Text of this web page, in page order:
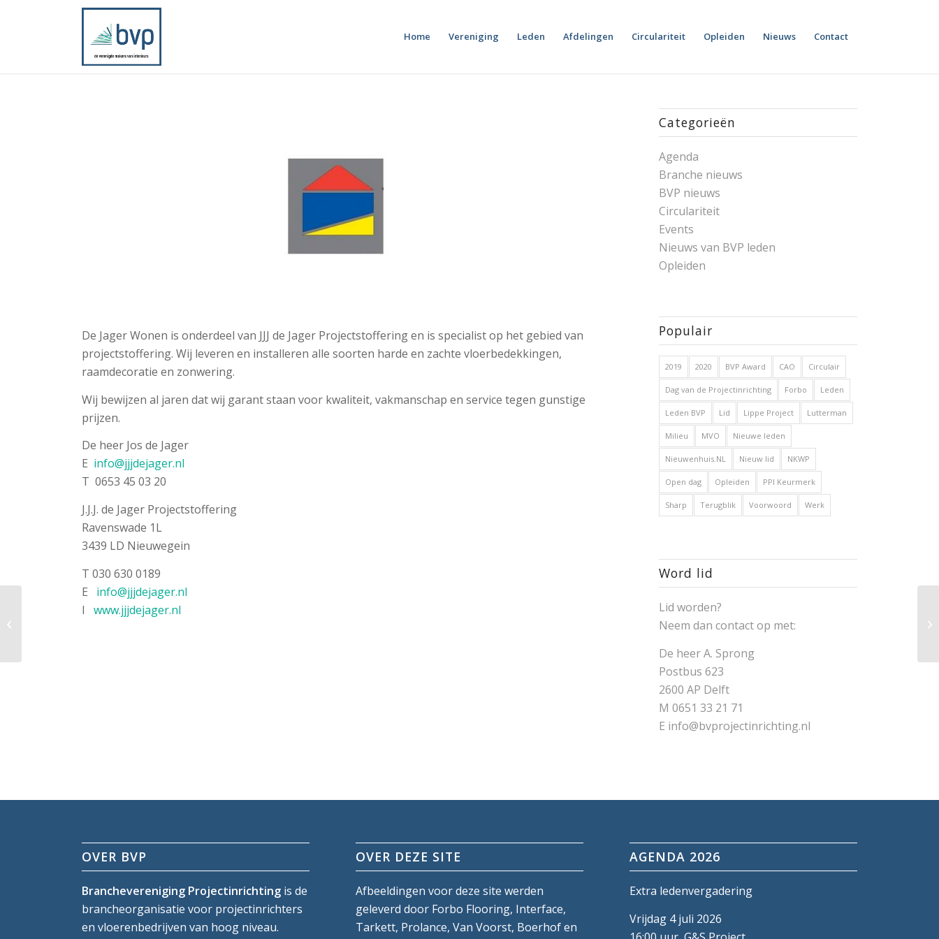
Home Vereniging Leden Afdelingen Circulariteit Opleiden Nieuws Contact
De Jager Wonen is onderdeel van JJJ de Jager Projectstoffering en is specialist op het gebied van
projectstoffering. Wij leveren en installeren alle soorten harde en zachte vloerbedekkingen,
raamdecoratie en zonwering.
Wij bewijzen al jaren dat wij garant staan voor kwaliteit, vakmanschap en service tegen gunstige
prijzen.
De heer Jos de Jager
E info@jjjdejager.nl
T 0653 45 03 20
J.J.J. de Jager Projectstoffering
Ravenswade 1L
3439 LD Nieuwegein
T 030 630 0189
E
info@jjjdejager.nl
I
www.jjjdejager.nl
Categorieën
Agenda
Branche nieuws
BVP nieuws
Circulariteit
Events
Nieuws van BVP leden
Opleiden
Populair
2019 2020 BVP Award CAO Circulair
Dag van de Projectinrichting Forbo Leden
Leden BVP Lid Lippe Project Lutterman
Milieu MVO Nieuwe leden
Nieuwenhuis.NL Nieuw lid NKWP
Open dag Opleiden PPI Keurmerk
Sharp Terugblik Voorwoord Werk
Word lid
Lid worden?
Neem dan contact op met:
De heer A. Sprong
Postbus 623
2600 AP Delft
M 0651 33 21 71
E info@bvprojectinrichting.nl
OVER BVP
Branchevereniging Projectinrichting is de
brancheorganisatie voor projectinrichters
en vloerenbedrijven van hoog niveau.
OVER DEZE SITE
Afbeeldingen voor deze site werden
geleverd door Forbo Flooring, Interface,
Tarkett, Prolance, Van Voorst, Boerhof en
AGENDA 2026
Extra ledenvergadering
Vrijdag 4 juli 2026